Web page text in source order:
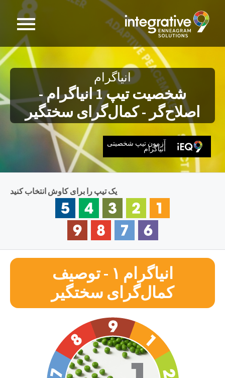
انیاگرام
شخصیت تیپ 1 انیاگرام -
اصلاح‌گر - کمال‌گرای سختگیر
آزمون تیپ شخصیتی
انیاگرام
یک تیپ را برای کاوش انتخاب کنید
انیاگرام ۱ - توصیف
کمال‌گرای سختگیر